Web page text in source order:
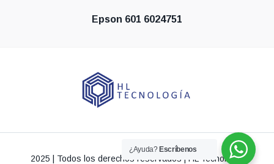
Epson 601 6024751
2025 | Todos los derechos reservados | HL Tecnología
¿Ayuda? Escríbenos